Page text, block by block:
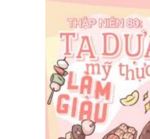
Truyện Mới Ra
Hoàn Thành